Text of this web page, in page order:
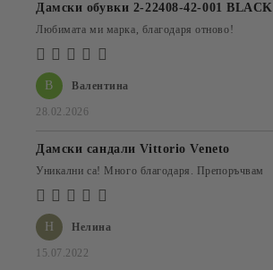
В Валентина
28.02.2026
Дамски обувки 2-22408-42-001 BLACK
Любимата ми марка, благодаря отново!
Н Нелина
15.07.2022
Дамски сандали Vittorio Veneto
Уникални са! Много благодаря. Препоръчвам